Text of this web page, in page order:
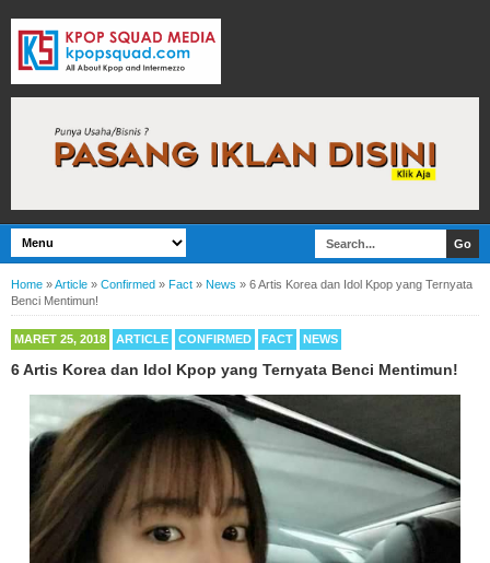
Home »Article » Confirmed » Fact » News » 6 Artis Korea dan Idol Kpop yang Ternyata
Benci Mentimun!
MARET 25, 2018 ARTICLE CONFIRMED FACT NEWS
6 Artis Korea dan Idol Kpop yang Ternyata Benci Mentimun!